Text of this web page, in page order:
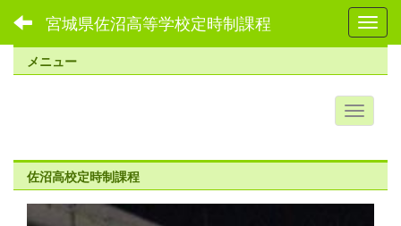
宮城県佐沼高等学校定時制課程
メニュー
佐沼高校定時制課程